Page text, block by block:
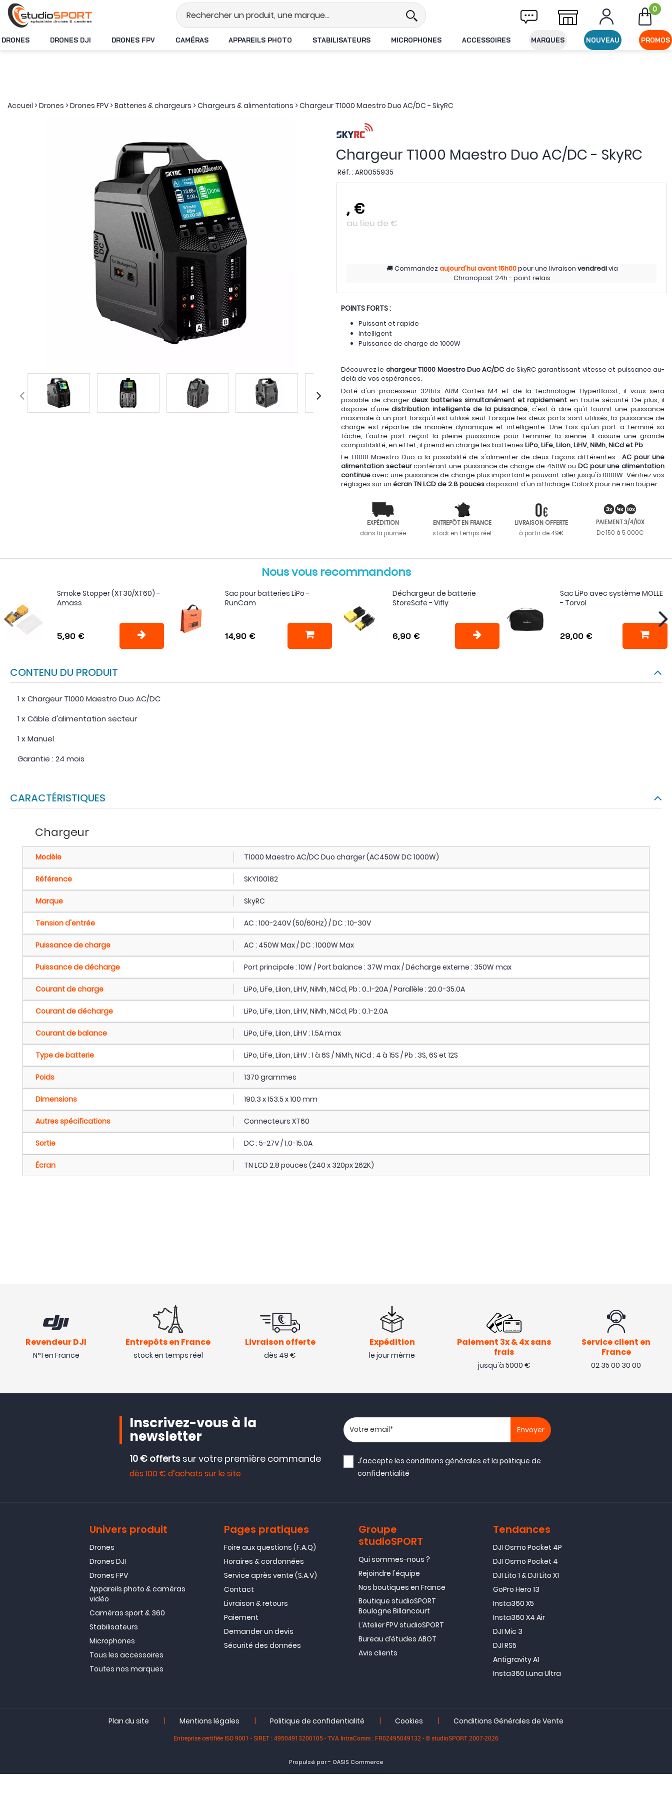
Stock en temps réel Livraison offerte dès 49€ d'achat 0
DRONES DRONES DJI DRONES FPV CAMÉRAS APPAREILS PHOTO STABILISATEURS MICROPHONES ACCESSOIRES MARQUES NOUVEAU PROMOS
Accueil >Drones >Drones FPV>Batteries & chargeurs >Chargeurs & alimentations >Chargeur T1000 Maestro Duo AC/DC - SkyRC
Chargeur T1000 Maestro Duo AC/DC - SkyRC
Réf. : AR0055935
, €
au lieu de €
Commandezaujourd'huiavant 15h00pour une livraison vendredivia
Chronopost 24h - point relais
POINTS FORTS :
Puissant et rapide
Intelligent
Puissance de charge de 1000W
Découvrez le chargeur T1000 Maestro Duo AC/DC de SkyRC garantissant vitesse et puissance au-
delà de vos espérances.
Doté d'un processeur 32Bits ARM Cortex-M4 et de la technologie HyperBoost, il vous sera
possible de chargerdeux batteries simultanément et rapidement en toute sécurité. De plus, il
dispose d'unedistribution intelligente de la puissance , c'est à dire qu'il fournit une puissance
maximale à un port lorsqu'il est utilisé seul. Lorsque les deux ports sont utilisés, la puissance de
charge est répartie de manière dynamique et intelligente. Une fois qu'un port a terminé sa
tâche, l'autre port reçoit la pleine puissance pour terminer la sienne. Il assure une grande
compatibilité, en effet, il prend en charge les batteries LiPo, LiFe, LiIon, LiHV, NiMh, NiCd et Pb.
Le T1000 Maestro Duo a la possibilité de s'alimenter de deux façons différentes : AC pour une
alimentation secteurconférant une puissance de charge de 450W ou DC pour une alimentation
continueavec une puissance de charge plus importante pouvant aller jusqu'à 1000W. Vérifiez vos
réglages sur un écran TN LCD de 2.8 poucesdisposant d'un affichage ColorX pour ne rien louper.
EXPÉDITION
dans la journée
ENTREPÔT EN FRANCE
stock en temps réel
LIVRAISON OFFERTE
à partir de 49€
PAIEMENT 3/4/10X
De 150 à 5 000€
Nous vous recommandons
Smoke Stopper (XT30/XT60) -
Amass
5,90 €
Sac pour batteries LiPo -
RunCam
14,90 €
Déchargeur de batterie
StoreSafe - Vifly
6,90 €
Sac LiPo avec système MOLLE
- Torvol
29,00 €
CONTENU DU PRODUIT
1 x Chargeur T1000 Maestro Duo AC/DC
1 x Câble d'alimentation secteur
1 x Manuel
Garantie : 24 mois
CARACTÉRISTIQUES
Chargeur
Modèle T1000 Maestro AC/DC Duo charger (AC450W DC 1000W)
Référence SKY100182
Marque SkyRC
Tension d'entrée AC : 100-240V (50/60Hz) / DC : 10-30V
Puissance de charge AC : 450W Max / DC : 1000W Max
Puissance de décharge Port principale : 10W / Port balance : 37W max / Décharge externe : 350W max
Courant de charge LiPo, LiFe, LiIon, LiHV, NiMh, NiCd, Pb : 0..1-20A / Parallèle : 20.0-35.0A
Courant de décharge LiPo, LiFe, LiIon, LiHV, NiMh, NiCd, Pb : 0.1-2.0A
Courant de balance LiPo, LiFe, LiIon, LiHV : 1.5A max
Type de batterie LiPo, LiFe, LiIon, LiHV : 1 à 6S / NiMh, NiCd : 4 à 15S / Pb : 3S, 6S et 12S
Poids 1370 grammes
Dimensions 190.3 x 153.5 x 100 mm
Autres spécifications Connecteurs XT60
Sortie DC : 5-27V / 1.0-15.0A
Écran TN LCD 2.8 pouces (240 x 320px 262K)
Revendeur DJI
N°1 en France
Entrepôts en France
stock en temps réel
Livraison offerte
dès 49 €
Expédition
le jour même
Paiement 3x & 4x sans
frais
jusqu'à 5000 €
Service client en
France
02 35 00 30 00
Inscrivez-vous à la
newsletter
10 € offerts sur votre première commande
dès 100 € d’achats sur le site
Votre adresse email
J'accepte lesconditions générales et lapolitique de
confidentialité
Univers produit
Drones
Drones DJI
Drones FPV
Appareils photo & caméras
vidéo
Caméras sport & 360
Stabilisateurs
Microphones
Tous les accessoires
Toutes nos marques
Pages pratiques
Foire aux questions (F.A.Q)
Horaires & cordonnées
Service après vente (S.A.V)
Contact
Livraison & retours
Paiement
Demander un devis
Sécurité des données
Groupe
studioSPORT
Qui sommes-nous ?
Rejoindre l'équipe
Nos boutiques en France
Boutique studioSPORT
Boulogne Billancourt
L’Atelier FPV studioSPORT
Bureau d’études ABOT
Avis clients
Tendances
DJI Osmo Pocket 4P
DJI Osmo Pocket 4
DJI Lito 1 & DJI Lito X1
GoPro Hero 13
Insta360 X5
Insta360 X4 Air
DJI Mic 3
DJI RS5
Antigravity A1
Insta360 Luna Ultra
Plan du site | Mentions légales | Politique de confidentialité | Cookies | Conditions Générales de Vente
Entreprise certifiée ISO 9001 - SIRET : 49504913200105 - TVA IntraComm : FR02495049132 - © studioSPORT 2007-2026
Propulsé par- OASIS Commerce